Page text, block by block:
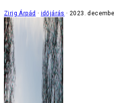
Zirig Árpád időjárás 2023.